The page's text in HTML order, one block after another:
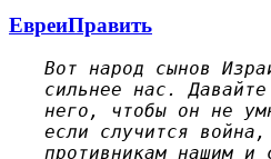
ЕвреиПравить
Вот народ сынов
сильнее нас.
него, чтобы он не
если случится
противникам нашим и